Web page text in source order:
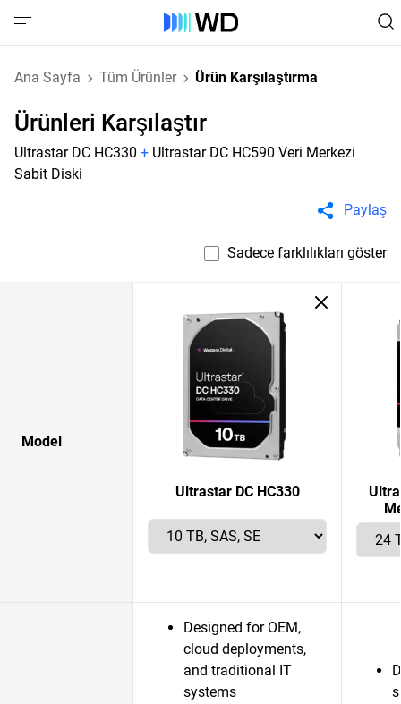
Ana Sayfa Tüm Ürünler Ürün Karşılaştırma
Ürünleri Karşılaştır
Ultrastar DC HC330 + Ultrastar DC HC590 Veri Merkezi
Sabit Diski
Paylaş
Sadece farklılıkları göster
Model
Ultrastar DC HC330
Designed for OEM,
cloud deployments,
and traditional IT
systems